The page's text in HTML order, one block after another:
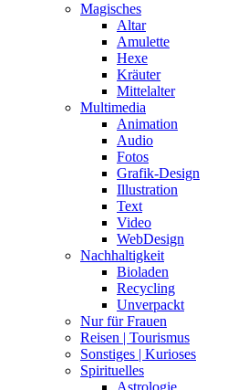
Magisches
Altar
Amulette
Hexe
Kräuter
Mittelalter
Multimedia
Animation
Audio
Fotos
Grafik-Design
Illustration
Text
Video
WebDesign
Nachhaltigkeit
Bioladen
Recycling
Unverpackt
Nur für Frauen
Reisen | Tourismus
Sonstiges | Kurioses
Spirituelles